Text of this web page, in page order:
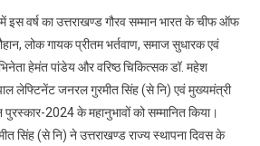
इस वर्ष का उत्तराखण्ड गौरव सम्मान भारत के चीफ ऑफ
लोक गायक प्रीतम भर्तवाण, समाज सुधारक एवं
हेमंत पांडेय और वरिष्ठ चिकित्सक डॉ. महेश
लेफ्टिनेंट जनरल गुरमीत सिंह (से नि) एवं मुख्यमंत्री
पुरस्कार-2024 के महानुभावों को सम्मानित किया।
सिंह (से नि) ने उत्तराखण्ड राज्य स्थापना दिवस के